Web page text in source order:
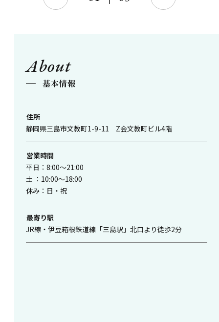
About
基本情報
住所
静岡県三島市文教町1-9-11 Z会文教町ビル4階
営業時間
平日：8:00〜21:00
土 ：10:00〜18:00
休み：日・祝
最寄り駅
JR線・伊豆箱根鉄道線「三島駅」北口より徒歩2分